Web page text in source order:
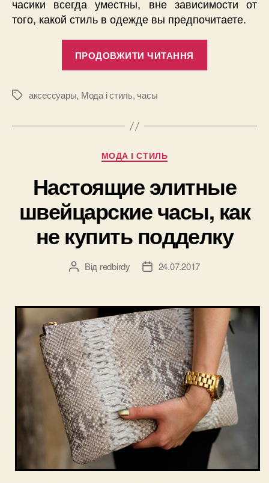
часики всегда уместны, вне зависимости от
того, какой стиль в одежде вы предпочитаете.
ПРОДОВЖИТИ ЧИТАННЯ
разной
Позначки
аксессуары, Мода і стиль, часы
Категорії
МОДА І СТИЛЬ
Настоящие элитные
швейцарские часы, как
не купить подделку
Автор
Від redbirdy
Дата24.07.2017